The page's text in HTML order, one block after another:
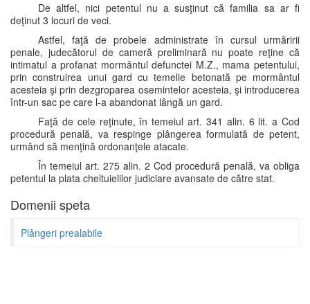
De altfel, nici petentul nu a susţinut că familia sa ar fi
deţinut 3 locuri de veci.
Astfel, faţă de probele administrate în cursul urmăririi
penale, judecătorul de cameră preliminară nu poate reţine că
intimatul a profanat mormântul defunctei M.Z., mama petentului,
prin construirea unui gard cu temelie betonată pe mormântul
acesteia şi prin dezgroparea osemintelor acesteia, şi introducerea
într-un sac pe care l-a abandonat lângă un gard.
Faţă de cele reţinute, în temeiul art. 341 alin. 6 lit. a Cod
procedură penală, va respinge plângerea formulată de petent,
urmând să menţină ordonanţele atacate.
În temeiul art. 275 alin. 2 Cod procedură penală, va obliga
petentul la plata cheltuielilor judiciare avansate de către stat.
Domenii speta
Plângeri prealabile